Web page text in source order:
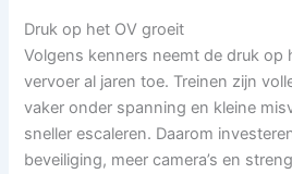
Druk op het OV groeit
Volgens kenners neemt de druk op
vervoer al jaren toe. Treinen zijn
vaker onder spanning en kleine
sneller escaleren. Daarom
beveiliging, meer camera’s en